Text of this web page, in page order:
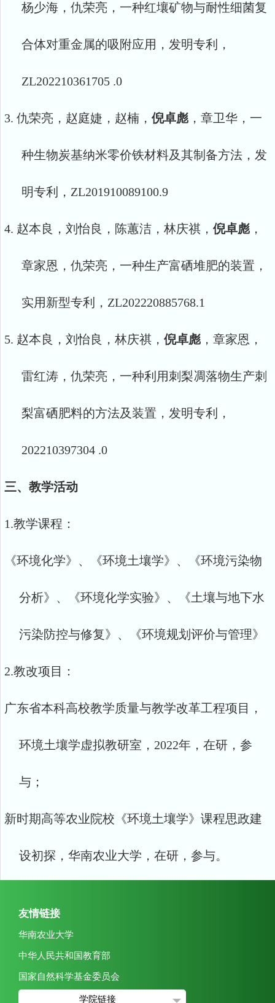
杨少海，仇荣亮，一种红壤矿物与耐性细菌复
合体对重金属的吸附应用，发明专利，
ZL202210361705 .0
3. 仇荣亮，赵庭婕，赵楠， 倪卓彪 ，章卫华，一
种生物炭基纳米零价铁材料及其制备方法，发
明专利， ZL201910089100.9
4. 赵本良，刘怡良，陈蕙洁，林庆祺， 倪卓彪 ，
章家恩，仇荣亮，一种生产富硒堆肥的装置，
实用新型专利， ZL202220885768.1
5. 赵本良，刘怡良，林庆祺， 倪卓彪 ，章家恩，
雷红涛，仇荣亮，一种利用刺梨凋落物生产刺
梨富硒肥料的方法及装置，发明专利，
202210397304 .0
三、教学活动
1.教学课程：
《环境化学》、《环境土壤学》、《环境污染物
分析》、《环境化学实验》、《土壤与地下水
污染防控与修复》、《环境规划评价与管理》
2.教改项目：
广东省本科高校教学质量与教学改革工程项目，
环境土壤学虚拟教研室， 2022年，在研，参
与；
新时期高等农业院校《环境土壤学》课程思政建
设初探，华南农业大学，在研，参与。
友情链接
华南农业大学
中华人民共和国教育部
国家自然科学基金委员会
学院链接